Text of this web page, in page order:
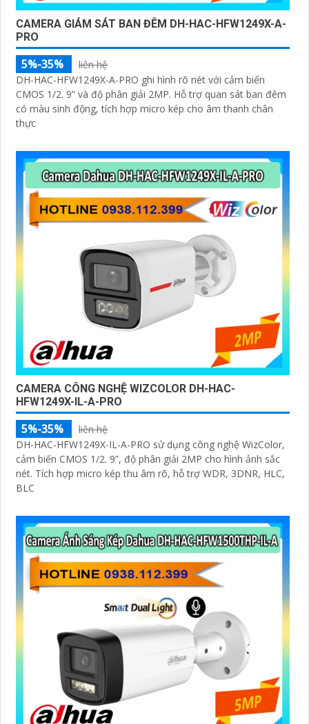
CAMERA GIÁM SÁT BAN ĐÊM DH-HAC-HFW1249X-A-
PRO
5%-35%
liên hệ
DH-HAC-HFW1249X-A-PRO ghi hình rõ nét với cảm biến
CMOS 1/2. 9” và độ phân giải 2MP. Hỗ trợ quan sát ban đêm
có màu sinh động, tích hợp micro kép cho âm thanh chân
thực
CAMERA CÔNG NGHỆ WIZCOLOR DH-HAC-
HFW1249X-IL-A-PRO
5%-35%
liên hệ
DH-HAC-HFW1249X-IL-A-PRO sử dụng công nghệ WizColor,
cảm biến CMOS 1/2. 9”, độ phân giải 2MP cho hình ảnh sắc
nét. Tích hợp micro kép thu âm rõ, hỗ trợ WDR, 3DNR, HLC,
BLC